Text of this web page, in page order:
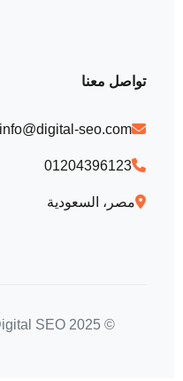
تواصل معنا
info@digital-seo.com
01204396123
مصر، السعودية
© 2025 Digital SEO. جميع الحقوق محفوظة